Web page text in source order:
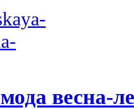
весна-